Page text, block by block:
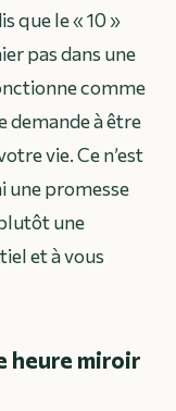
que le « 10 »
pas dans une
comme
demande à être
vie. Ce n’est
une promesse
une
et à vous
heure miroir